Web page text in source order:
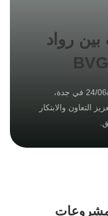
رواد
تم توقيع مذكرة تفاهم بتاريخ 24/06/2025 في جدة،
التعاون والابتكار